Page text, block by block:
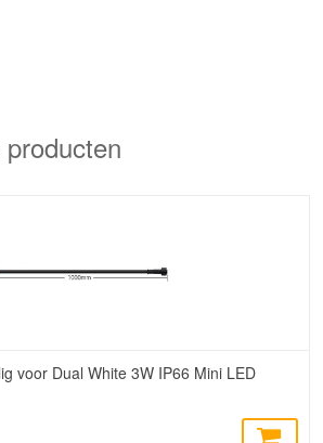
voor Dual White 3W IP66 Mini LED